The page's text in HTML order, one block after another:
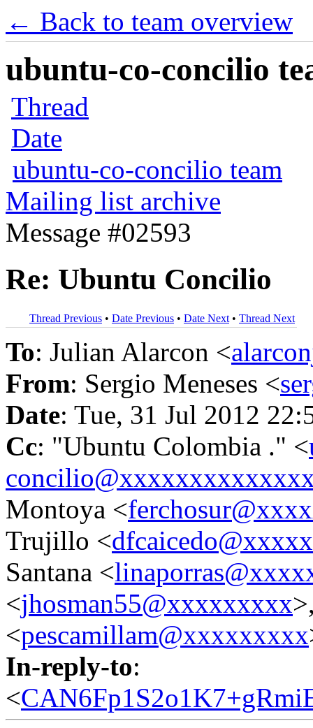
← Back to team overview
ubuntu-co-concilio
Thread
Date
ubuntu-co-concilio team
Mailing list archive
Message #02593
Re: Ubuntu Concilio
Thread Previous • Date Previous • Date Next • Thread Next
To: Julian Alarcon <
From: Sergio Meneses <
Date: Tue, 31 Jul 2012
Cc: "Ubuntu Colombia ." <
Montoya <
Trujillo <
Santana <
<jhosman55@xxxxxxxxx
<pescamillam@xxxxxxxxx
In-reply-to:
<